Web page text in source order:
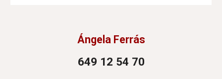
Ángela Ferrás
649 12 54 70